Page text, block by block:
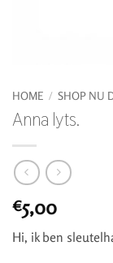
HOME / SHOP NU
Anna lyts.
€5,00
Hi, ik ben